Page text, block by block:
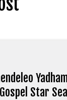
Star